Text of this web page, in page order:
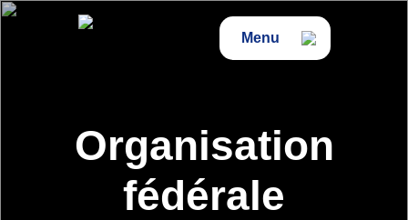
Menu
Organisation
fédérale